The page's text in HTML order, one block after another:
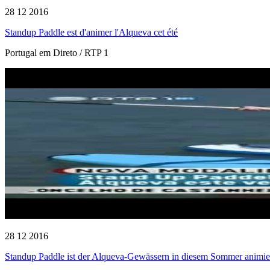
28 12 2016
Standup Paddle est d'animer l'Alqueva cet été
Portugal em Direto / RTP 1
28 12 2016
Standup Paddle ist der Alqueva-Gewässern in diesem Sommer